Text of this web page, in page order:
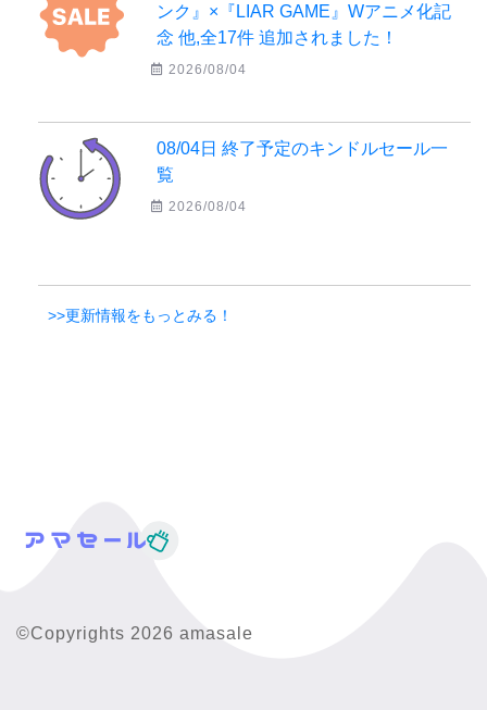
ンク』×『LIAR GAME』Wアニメ化記
念 他,全17件 追加されました！
2026/08/04
08/04日 終了予定のキンドルセール一
覧
2026/08/04
>>更新情報をもっとみる！
©Copyrights 2026 amasale